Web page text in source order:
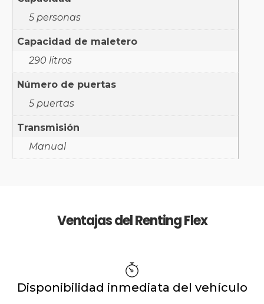
5 personas
Capacidad de maletero
290 litros
Número de puertas
5 puertas
Transmisión
Manual
Ventajas del Renting Flex
Disponibilidad inmediata del vehículo